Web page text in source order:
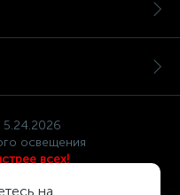
освещения
всех!
персональных
на